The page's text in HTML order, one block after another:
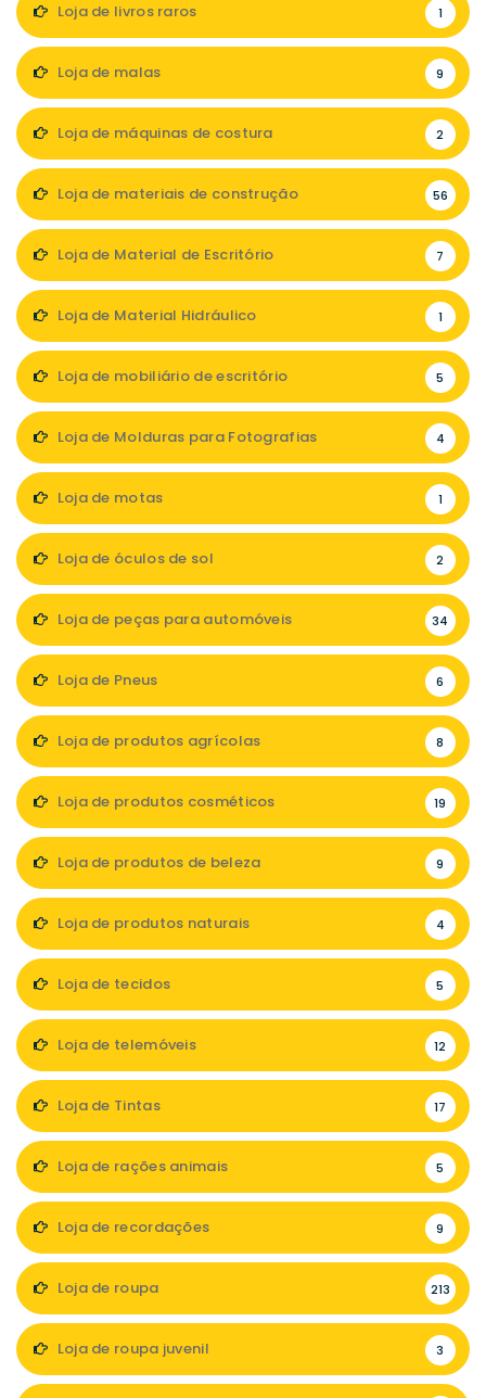
Loja de livros raros 1
Loja de malas 9
Loja de máquinas de costura 2
Loja de materiais de construção 56
Loja de Material de Escritório 7
Loja de Material Hidráulico 1
Loja de mobiliário de escritório 5
Loja de Molduras para Fotografias 4
Loja de motas 1
Loja de óculos de sol 2
Loja de peças para automóveis 34
Loja de Pneus 6
Loja de produtos agrícolas 8
Loja de produtos cosméticos 19
Loja de produtos de beleza 9
Loja de produtos naturais 4
Loja de tecidos 5
Loja de telemóveis 12
Loja de Tintas 17
Loja de rações animais 5
Loja de recordações 9
Loja de roupa 213
Loja de roupa juvenil 3